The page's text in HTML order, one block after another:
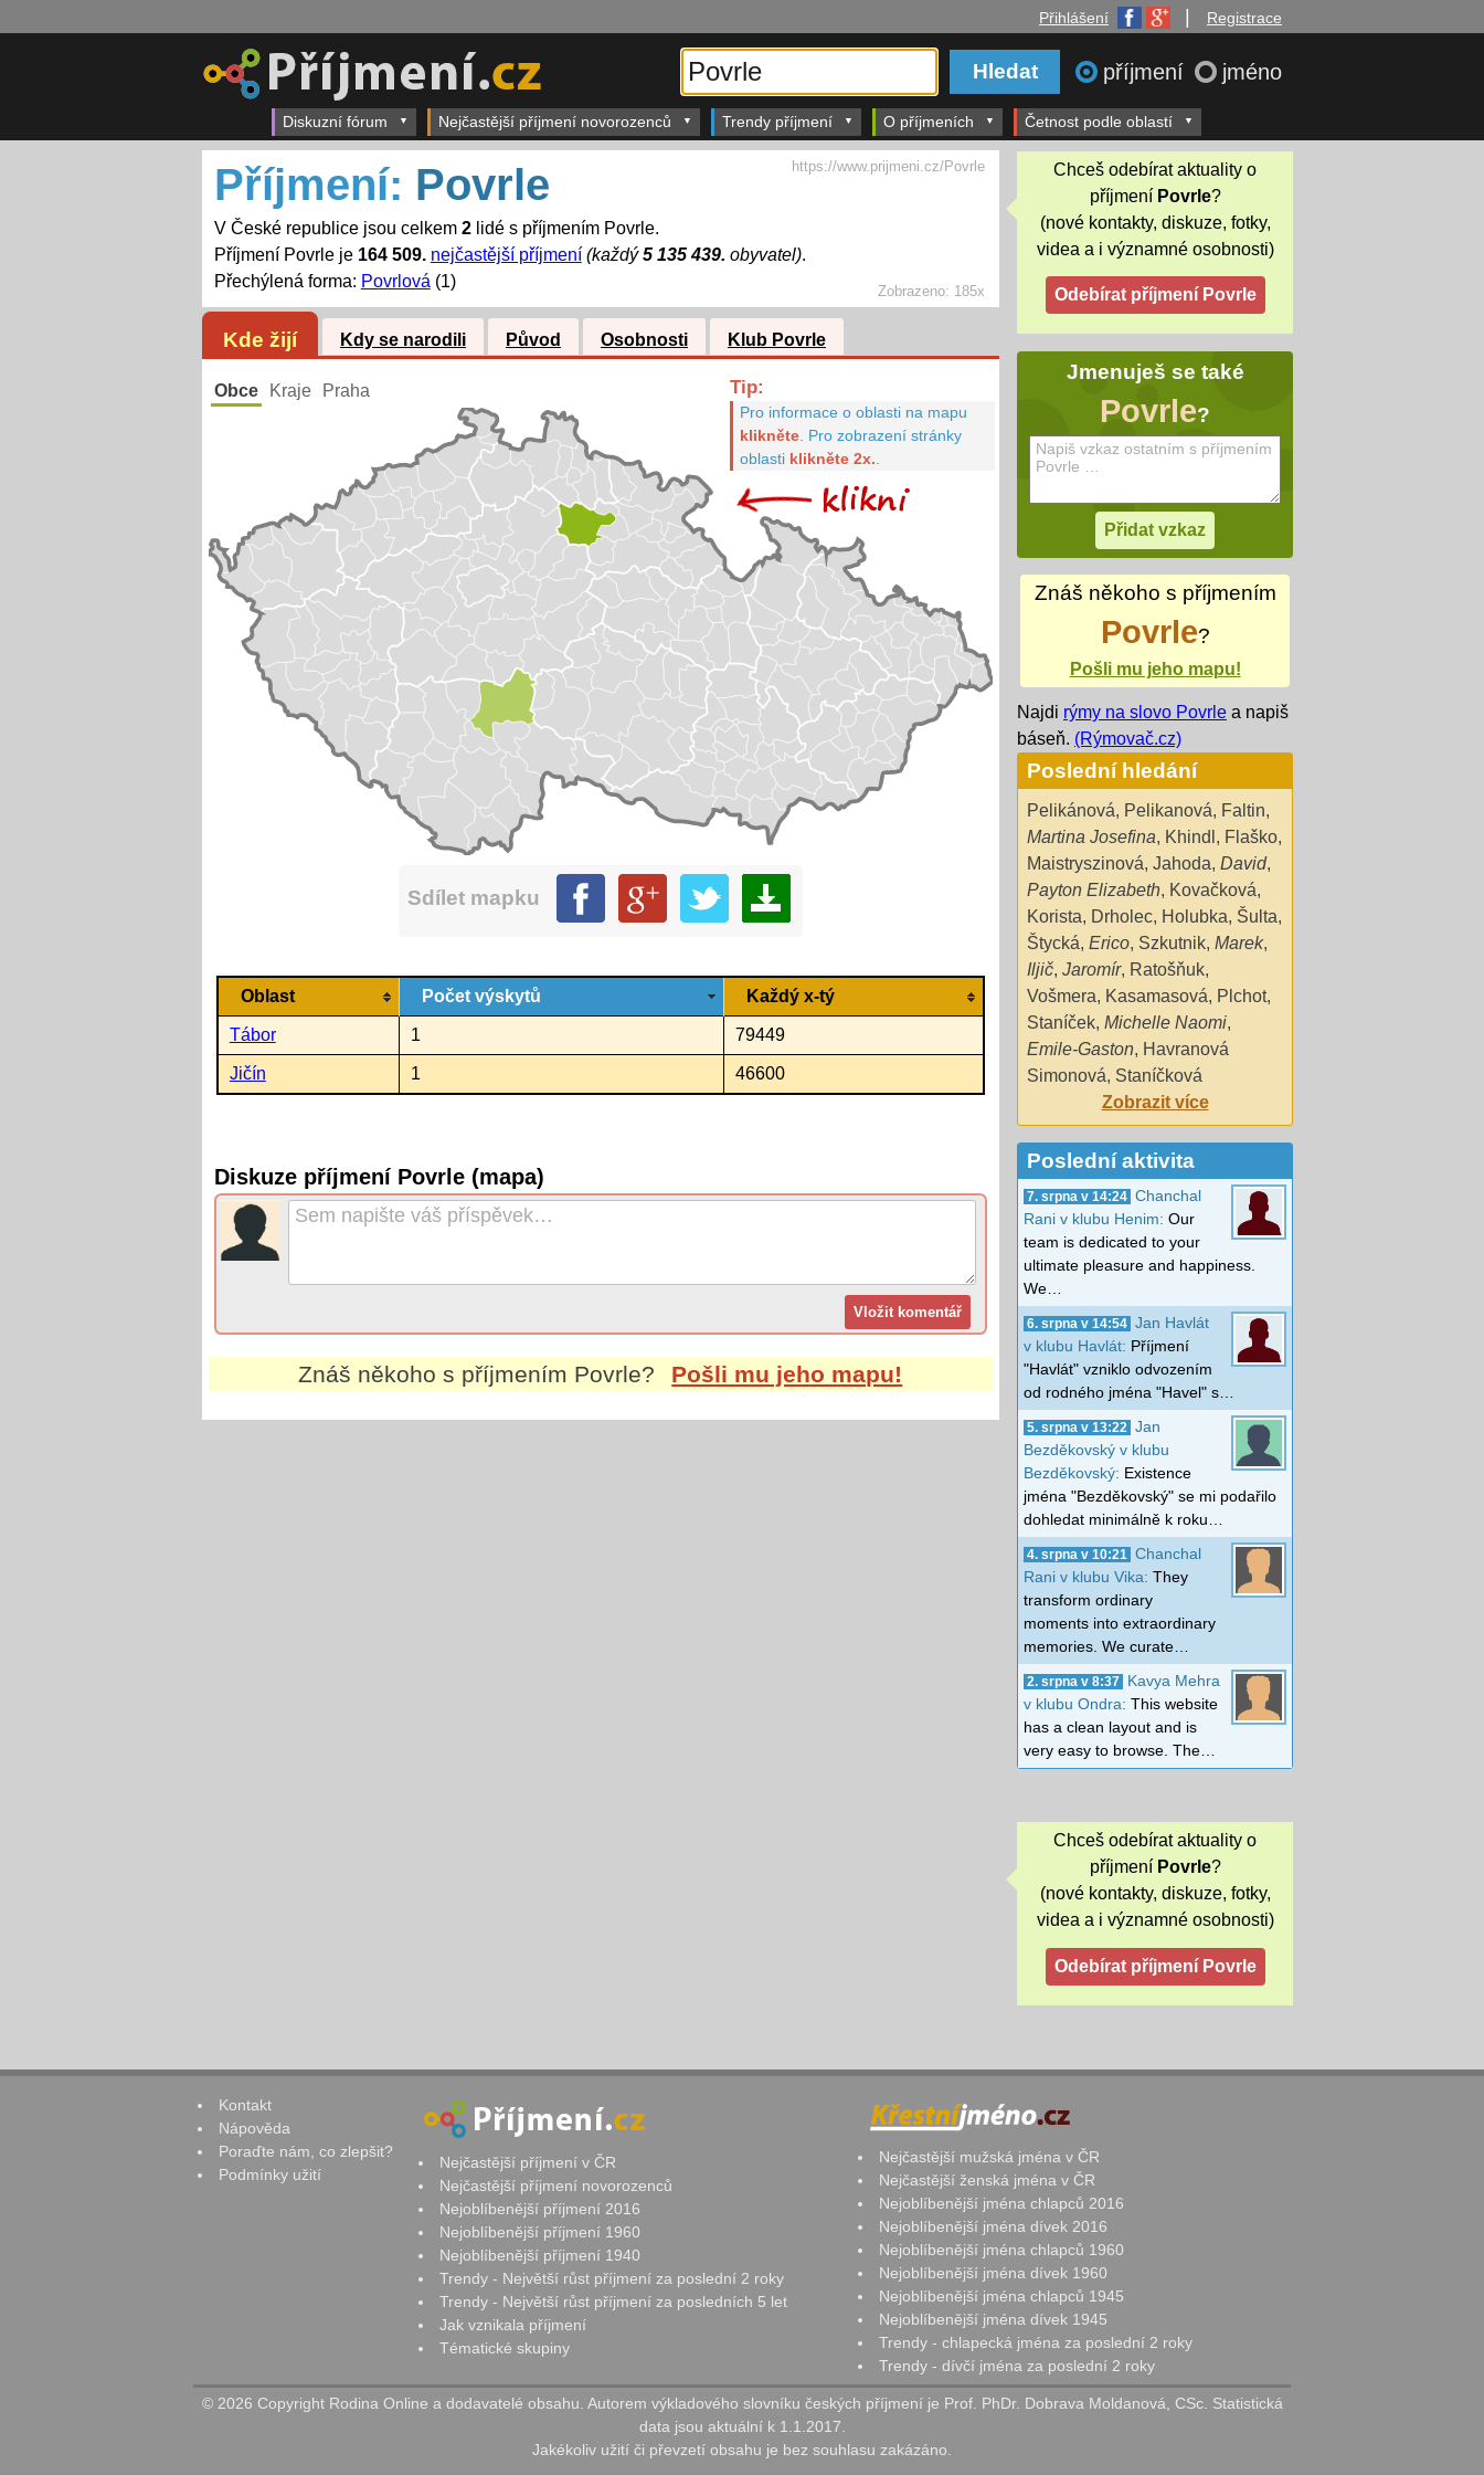
Přihlášení Registrace
příjmení jméno
Diskuzní fórum Nejčastější příjmení novorozenců Trendy příjmení O příjmeních Četnost podle oblastí
Zobrazeno: 185x
Příjmení: Povrle
V České republice jsou celkem 2lidé s příjmením Povrle.
Příjmení Povrle je 164 509. nejčastější příjmení (každý5 135 439. obyvatel).
Přechýlená forma: Povrlová (1)
https://www.prijmeni.cz/Povrle
Kde žijí Kdy se narodili Původ Osobnosti Klub Povrle
Obce Kraje Praha Tip:
Pro informace o oblasti na mapu
klikněte. Pro zobrazení stránky
oblasti klikněte 2x.
Sdílet mapku
Oblast Počet výskytů Každý x-tý
Tábor 1 79449
Jičín 1 46600
Diskuze příjmení Povrle (mapa)
Znáš někoho s příjmením Povrle? Pošli mu jeho mapu!
Chceš odebírat aktuality o
příjmení Povrle?
(nové kontakty, diskuze, fotky,
videa a i významné osobnosti)
Jmenuješ se také
Povrle?
Znáš někoho s příjmením
Povrle?
Pošli mu jeho mapu!
Najdi rýmy na slovo Povrle a napiš
báseň. (Rýmovač.cz)
Poslední hledání
Pelikánová, Pelikanová, Faltin,
Martina Josefina, Khindl , Flaško,
Maistryszinová, Jahoda, David,
Payton Elizabeth, Kovačková,
Korista, Drholec, Holubka, Šulta,
Štycká, Erico, Szkutnik, Marek,
Iljič, Jaromír, Ratošňuk,
Vošmera, Kasamasová, Plchot,
Staníček, Michelle Naomi,
Emile-Gaston, Havranová
Simonová, Staníčková
Zobrazit více
Poslední aktivita
7. srpna v 14:24 Chanchal
Rani v klubu Henim: Our
team is dedicated to your
ultimate pleasure and happiness.
We…
6. srpna v 14:54 Jan Havlát
v klubu Havlát: Příjmení
"Havlát" vzniklo odvozením
od rodného jména "Havel" s…
5. srpna v 13:22
Jan
Bezděkovský v klubu
Bezděkovský: Existence
jména "Bezděkovský" se mi podařilo
dohledat minimálně k roku…
4. srpna v 10:21
Chanchal
Rani v klubu Vika: They
transform ordinary
moments into extraordinary
memories. We curate…
2. srpna v 8:37
Kavya Mehra
v klubu Ondra: This website
has a clean layout and is
very easy to browse. The…
Chceš odebírat aktuality o
příjmení Povrle?
(nové kontakty, diskuze, fotky,
videa a i významné osobnosti)
Kontakt
Nápověda
Poraďte nám, co zlepšit?
Podmínky užití
Nejčastější příjmení v ČR
Nejčastější příjmení novorozenců
Nejoblíbenější příjmení 2016
Nejoblíbenější příjmení 1960
Nejoblíbenější příjmení 1940
Trendy - Největší růst příjmení za poslední 2 roky
Trendy - Největší růst příjmení za posledních 5 let
Jak vznikala příjmení
Tématické skupiny
Nejčastější mužská jména v ČR
Nejčastější ženská jména v ČR
Nejoblíbenější jména chlapců 2016
Nejoblíbenější jména dívek 2016
Nejoblíbenější jména chlapců 1960
Nejoblíbenější jména dívek 1960
Nejoblíbenější jména chlapců 1945
Nejoblíbenější jména dívek 1945
Trendy - chlapecká jména za poslední 2 roky
Trendy - dívčí jména za poslední 2 roky
© 2026 Copyright Rodina Online a dodavatelé obsahu. Autorem výkladového slovníku českých příjmení je Prof. PhDr. Dobrava Moldanová, CSc. Statistická
data jsou aktuální k 1.1.2017.
Jakékoliv užití či převzetí obsahu je bez souhlasu zakázáno.